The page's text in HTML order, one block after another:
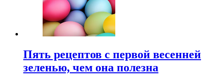
Пять рецептов с первой весенней
зеленью, чем она полезна